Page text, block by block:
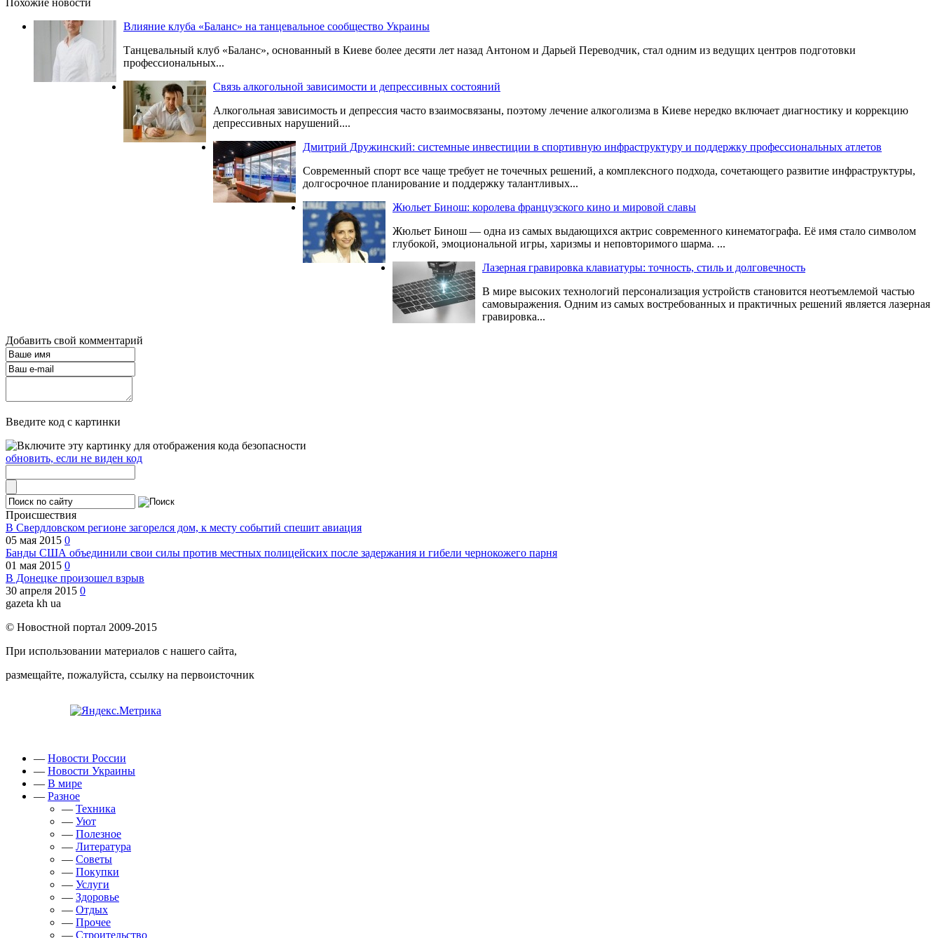
Влияние клуба «Баланс» на танцевальное сообщество Украины
Танцевальный клуб «Баланс», основанный в Киеве более десяти лет назад Антоном и Дарьей Переводчик, стал одним из ведущих центров подготовки
профессиональных...
Связь алкогольной зависимости и депрессивных состояний
Алкогольная зависимость и депрессия часто взаимосвязаны, поэтому лечение алкоголизма в Киеве нередко включает диагностику и коррекцию
депрессивных нарушений....
Дмитрий Дружинский: системные инвестиции в спортивную инфраструктуру и поддержку профессиональных атлетов
Современный спорт все чаще требует не точечных решений, а комплексного подхода, сочетающего развитие инфраструктуры,
долгосрочное планирование и поддержку талантливых...
Жюльет Бинош: королева французского кино и мировой славы
Жюльет Бинош — одна из самых выдающихся актрис современного кинематографа. Её имя стало символом
глубокой, эмоциональной игры, харизмы и неповторимого шарма. ...
Лазерная гравировка клавиатуры: точность, стиль и долговечность
В мире высоких технологий персонализация устройств становится неотъемлемой частью
самовыражения. Одним из самых востребованных и практичных решений является лазерная
гравировка...
Добавить свой комментарий
Введите код с картинки
обновить, если не виден код
Происшествия
В Свердловском регионе загорелся дом, к месту событий спешит авиация
05 мая 2015 0
Банды США объединили свои силы против местных полицейских после задержания и гибели чернокожего парня
01 мая 2015 0
В Донецке произошел взрыв
30 апреля 2015 0
gazeta kh ua
© Новостной портал 2009-2015
При использовании материалов с нашего сайта,
размещайте, пожалуйста, ссылку на первоисточник
— Новости России
— Новости Украины
— В мире
— Разное
— Техника
— Уют
— Полезное
— Литература
— Советы
— Покупки
— Услуги
— Здоровье
— Отдых
— Прочее
— Строительство